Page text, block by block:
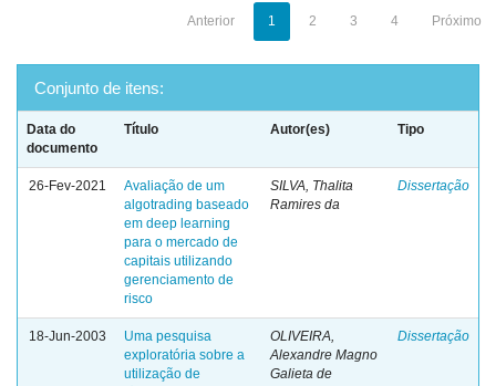
Anterior 1 2 3 4 Próximo
Conjunto de itens:
Data do
documento
Título Autor(es) Tipo
26-Fev-2021
Avaliação de um
algotrading baseado
em deep learning
para o mercado de
capitais utilizando
gerenciamento de
risco
SILVA, Thalita
Ramires da
Dissertação
18-Jun-2003
Uma pesquisa
exploratória sobre a
utilização de
OLIVEIRA,
Alexandre Magno
Galieta de
Dissertação